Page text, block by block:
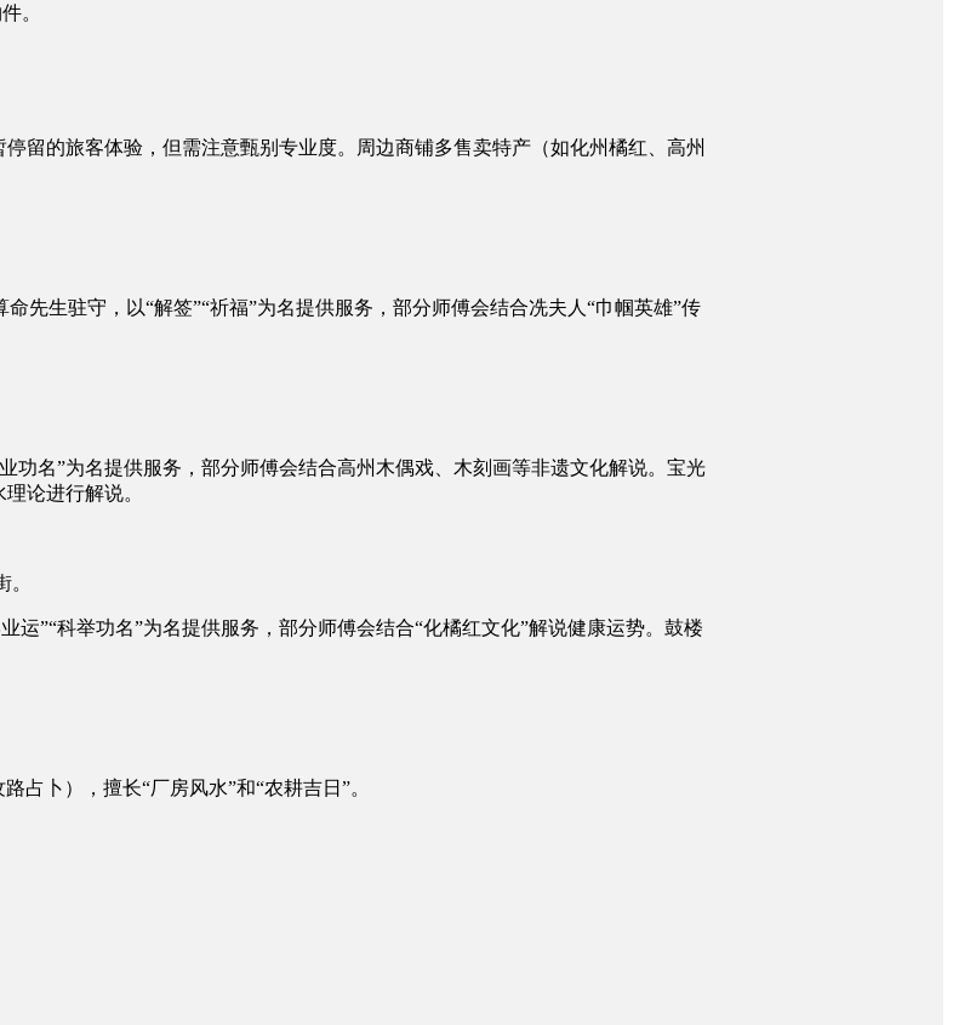
。
留的旅客体验，但需注意甄别专业度。周边商铺多售卖特产（如化州橘红、高州
先生驻守，以“解签”“祈福”为名提供服务，部分师傅会结合冼夫人“巾帼英雄”传
功名”为名提供服务，部分师傅会结合高州木偶戏、木刻画等非遗文化解说。宝光
论进行解说。
”“科举功名”为名提供服务，部分师傅会结合“化橘红文化”解说健康运势。鼓楼
占卜），擅长“厂房风水”和“农耕吉日”。